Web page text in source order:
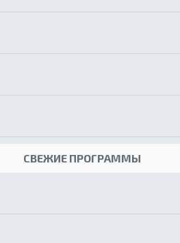
СВЕЖИЕ ПРОГРАММЫ